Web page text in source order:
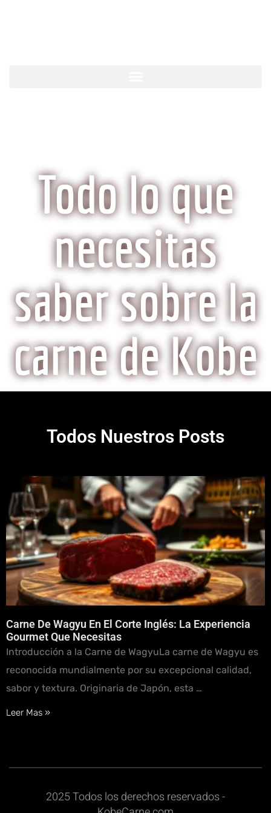
Todo lo que
necesitas
saber sobre la
carne de Kobe
Todos Nuestros Posts
Carne De Wagyu En El Corte Inglés: La Experiencia
Gourmet Que Necesitas
Introducción a la Carne de WagyuLa carne de Wagyu es
reconocida mundialmente por su excepcional calidad,
sabor y textura. Originaria de Japón, esta …
Leer Mas »
2025 Todos los derechos reservados -